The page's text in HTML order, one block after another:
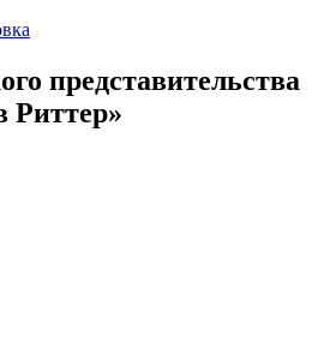
представительства
Риттер»